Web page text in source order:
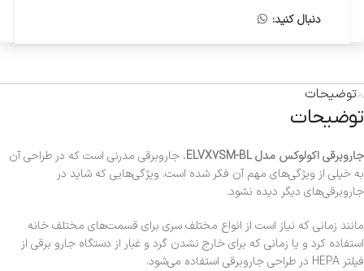
دنبال کنید:
توضیحات
توضیحات
جاروبرقی اکولوکس مدل ELVX7SM-BL
، جاروبرقی مدرنی است که در طراحی آن
به خیلی از ویژگی‌های مهم آن فکر شده است. ویژگی‌هایی که شاید در
جاروبرقی‌های دیگر دیده نشود.
مانند زمانی که نیاز است از انواع مختلف سری برای قسمت‌های مختلف خانه
استفاده کرد و یا زمانی که برای خارج نشدن گرد و غبار از دستگاه جارو برقی از
فیلتر HEPA در طراحی جاروبرقی استفاده می‌شود.